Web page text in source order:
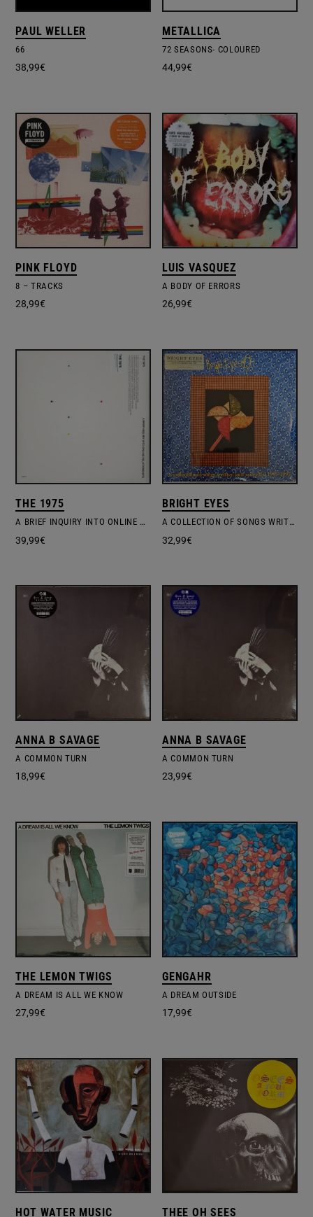
PAUL WELLER
66
38,99€
METALLICA
72 SEASONS- COLOURED
44,99€
PINK FLOYD
8 – TRACKS
28,99€
LUIS VASQUEZ
A BODY OF ERRORS
26,99€
THE 1975
A BRIEF INQUIRY INTO ONLINE RELATIONSHIPS
39,99€
BRIGHT EYES
A COLLECTION OF SONGS WRITTEN AND RECORDED 1995-1997
32,99€
ANNA B SAVAGE
A COMMON TURN
18,99€
ANNA B SAVAGE
A COMMON TURN
23,99€
THE LEMON TWIGS
A DREAM IS ALL WE KNOW
27,99€
GENGAHR
A DREAM OUTSIDE
17,99€
HOT WATER MUSIC THEE OH SEES